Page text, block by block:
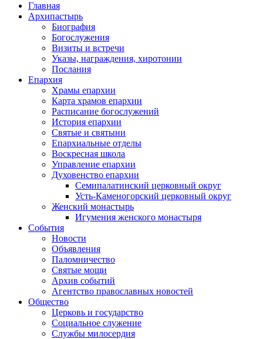
Главная
Архипастырь
Биография
Богослужения
Визиты и встречи
Указы, награждения, хиротонии
Послания
Епархия
Храмы епархии
Карта храмов епархии
Расписание богослужений
История епархии
Святые и святыни
Епархиальные отделы
Воскресная школа
Управление епархии
Духовенство епархии
Семипалатинский церковный округ
Усть-Каменогорский церковный округ
Женский монастырь
Игумения женского монастыря
События
Новости
Объявления
Паломничество
Святые мощи
Архив событий
Агентство православных новостей
Общество
Церковь и государство
Социальное служение
Службы милосердия